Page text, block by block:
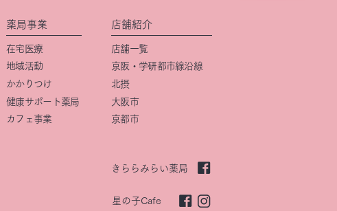
薬局事業
在宅医療
地域活動
かかりつけ
健康サポート薬局
カフェ事業
店舗紹介
店舗一覧
京阪・学研都市線沿線
北摂
大阪市
京都市
きららみらい薬局
星の子Cafe